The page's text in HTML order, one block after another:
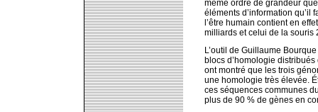
même ordre de grandeur
éléments d’information qu’il
l’être humain contient en
milliards et celui de la souris
L’outil de Guillaume
blocs d’homologie
ont montré que les trois
une homologie très élevée.
ces séquences communes
plus de 90 % de gènes en